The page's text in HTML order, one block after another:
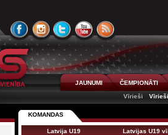
JAUNUMI
ČEMPIONĀTI
Vīrieši
KOMANDAS
Latvija U19 Latvijas U19